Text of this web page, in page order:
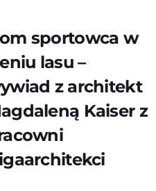
sportowca w
lasu –
z architekt
Kaiser z